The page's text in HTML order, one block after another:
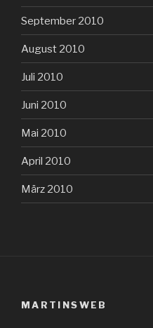
September 2010
August 2010
Juli 2010
Juni 2010
Mai 2010
April 2010
März 2010
MARTINSWEB